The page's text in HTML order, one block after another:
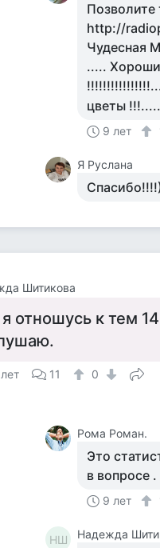
Позволите
http://
Чудесная
.....
цветы
9 лет
Я Руслана
Шитикова
отношусь к тем
11 0
Рома Роман.
Это
в вопросе
9 лет
НШ Надежда